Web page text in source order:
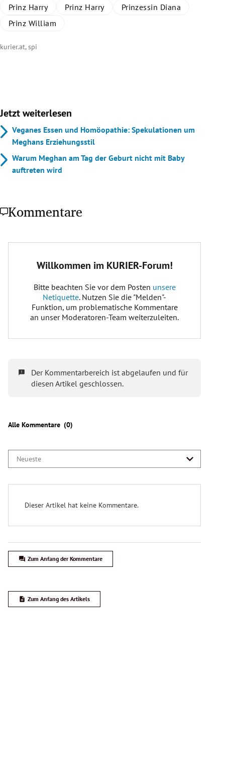
Prinz Harry Prinz Harry
Prinzessin Diana
Prinz William
kurier.at, spi
Jetzt weiterlesen
Veganes Essen und Homöopathie: Spekulationen um
Meghans Erziehungsstil
Warum Meghan am Tag der Geburt nicht mit Baby
auftreten wird
Kommentare